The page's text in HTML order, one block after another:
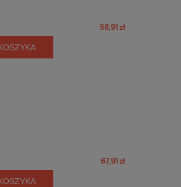
58,91 zł
67,91 zł